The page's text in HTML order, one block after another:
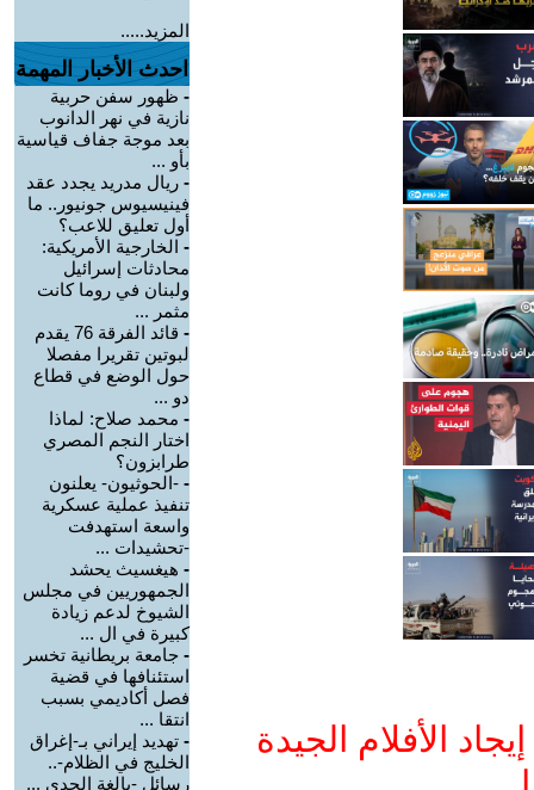
الأفلام الجيدة
المزيد.....
احدث الأخبار المهمة
- ظهور سفن حربية
نازية في نهر الدانوب
بعد موجة جفاف قياسية
بأو ...
- ريال مدريد يجدد عقد
فينيسيوس جونيور.. ما
أول تعليق للاعب؟
- الخارجية الأمريكية:
محادثات إسرائيل
ولبنان في روما كانت
مثمر ...
-
قائد الفرقة 76 يقدم
لبوتين تقريرا مفصلا
حول الوضع في قطاع
دو ...
- محمد صلاح: لماذا
اختار النجم المصري
طرابزون؟
- -الحوثيون- يعلنون
تنفيذ عملية عسكرية
واسعة استهدفت
-تحشيدات ...
- هيغسيث يحشد
الجمهوريين في مجلس
الشيوخ لدعم زيادة
كبيرة في ال ...
- جامعة بريطانية تخسر
استئنافها في قضية
فصل أكاديمي بسبب
انتقا ...
- تهديد إيراني بـ-إغراق
الخليج في الظلام-..
رسائل -بالغة الجدي ...